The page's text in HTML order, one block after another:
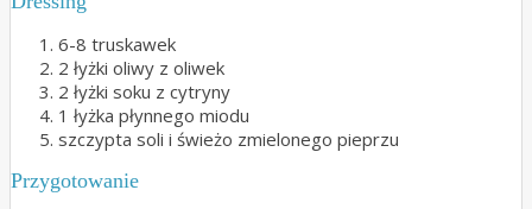
6-8 truskawek
2 łyżki oliwy z oliwek
2 łyżki soku z cytryny
1 łyżka płynnego miodu
szczypta soli i świeżo zmielonego pieprzu
Przygotowanie